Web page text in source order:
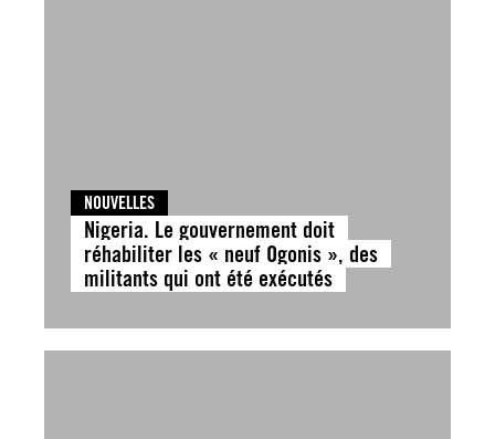
NOUVELLES
Nigeria. Le gouvernement doit
réhabiliter les « neuf Ogonis », des
militants qui ont été exécutés